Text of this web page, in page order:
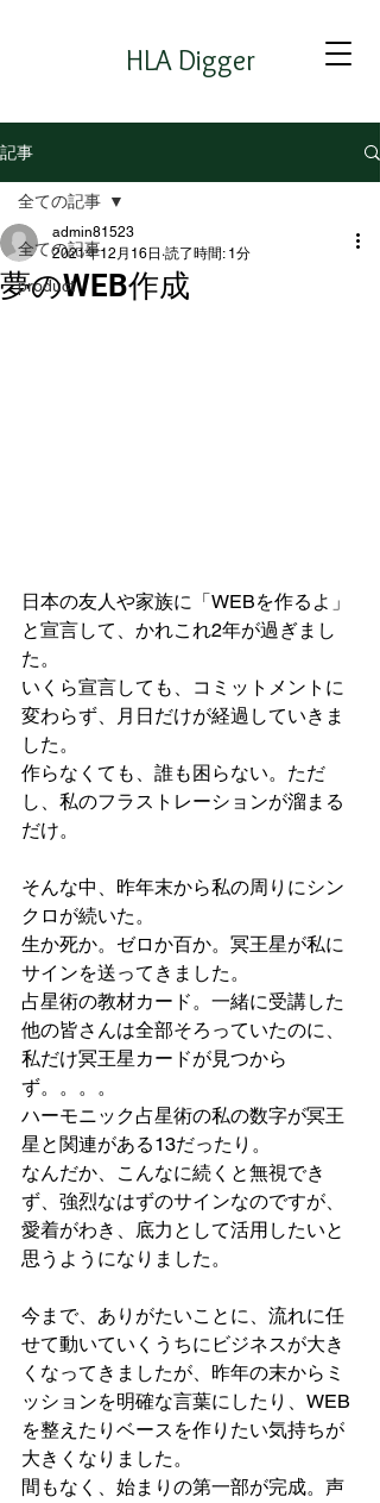
HLA Digger
記事
全ての記事
product
全ての記事
夢のWEB作成
admin81523
2021年12月16日 読了時間: 1分
日本の友人や家族に「WEBを作るよ」
と宣言して、かれこれ2年が過ぎまし
た。
いくら宣言しても、コミットメントに
変わらず、月日だけが経過していきま
した。
作らなくても、誰も困らない。ただ
し、私のフラストレーションが溜まる
だけ。
そんな中、昨年末から私の周りにシン
クロが続いた。
生か死か。ゼロか百か。冥王星が私に
サインを送ってきました。
占星術の教材カード。一緒に受講した
他の皆さんは全部そろっていたのに、
私だけ冥王星カードが見つから
ず。。。。
ハーモニック占星術の私の数字が冥王
星と関連がある13だったり。
なんだか、こんなに続くと無視でき
ず、強烈なはずのサインなのですが、
愛着がわき、底力として活用したいと
思うようになりました。
今まで、ありがたいことに、流れに任
せて動いていくうちにビジネスが大き
くなってきましたが、昨年の末からミ
ッションを明確な言葉にしたり、WEB
を整えたりベースを作りたい気持ちが
大きくなりました。
間もなく、始まりの第一部が完成。声